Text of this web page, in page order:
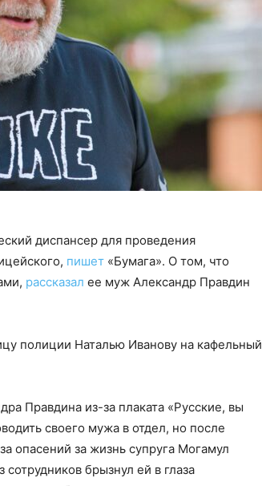
диспансер для проведения
пишет «Бумага». О том, что
рассказал ее муж Александр Правдин
полиции Наталью Иванову на кафельный
Правдина из-за плаката «Русские, вы
своего мужа в отдел, но после
опасений за жизнь супруга Могамул
брызнул ей в глаза